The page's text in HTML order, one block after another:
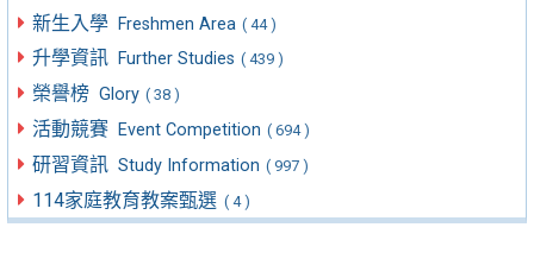
新生入學 Freshmen Area ( 44 )
升學資訊 Further Studies ( 439 )
榮譽榜 Glory ( 38 )
活動競賽 Event Competition ( 694 )
研習資訊 Study Information ( 997 )
114家庭教育教案甄選 ( 4 )